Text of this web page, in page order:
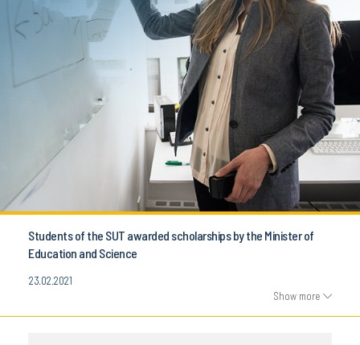
Students of the SUT awarded scholarships by the Minister of
Education and Science
23.02.2021
Show more